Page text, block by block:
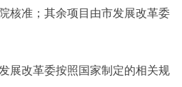
核准；其余项目由市发展改革委
改革委按照国家制定的相关规